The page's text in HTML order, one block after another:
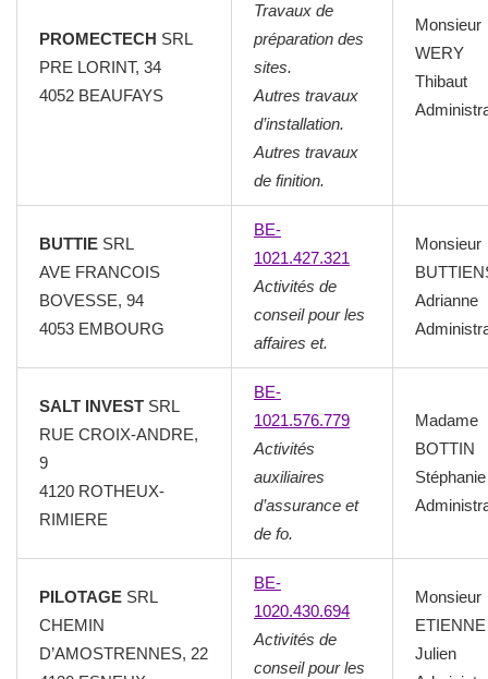
PROMECTECH SRL
PRE LORINT, 34
4052 BEAUFAYS
Travaux de
préparation des
sites.
Autres travaux
d’installation.
Autres travaux
de finition.
Monsieur
WERY
Thibaut
BUTTIE SRL
AVE FRANCOIS
BOVESSE, 94
4053 EMBOURG
BE-
1021.427.321
Activités de
conseil pour les
affaires et.
Monsieur
Adrianne
SALT INVEST SRL
RUE CROIX-ANDRE,
9
4120 ROTHEUX-
RIMIERE
BE-
1021.576.779
Activités
auxiliaires
d’assurance et
de fo.
Madame
BOTTIN
Stéphanie
PILOTAGE SRL
CHEMIN
D’AMOSTRENNES, 22
BE-
1020.430.694
Activités de
conseil pour les
Monsieur
ETIENNE
Julien